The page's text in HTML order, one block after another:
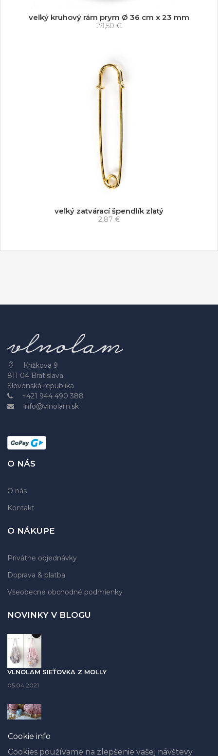
Cookie info
Cookies používame na zlepšenie vašej návštevy
veľký kruhový rám prym Ø 36 cm x 23 mm
29,50 €
veľký zatvárací špendlík zlatý
2,87 €
Krížkova 9
811 04 Bratislava
Slovenská republika
+421 944 490 388
info@vlnolam.sk
O NÁS
O nás
Kontakt
O NÁKUPE
Privátne objednávky
Doprava & platba
Všeobecné obchodné podmienky
NOVINKY V BLOGU
VLNOLAM SIEŤOVKA Z MOLLY
05.04.2021
TABUĽKA S FOTO